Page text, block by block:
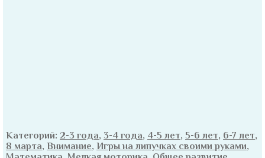
Категорий: 2-3 года, 3-4 года, 4-5 лет, 5-6 лет, 6-7 лет,
8 марта, Внимание, Игры на липучках своими руками,